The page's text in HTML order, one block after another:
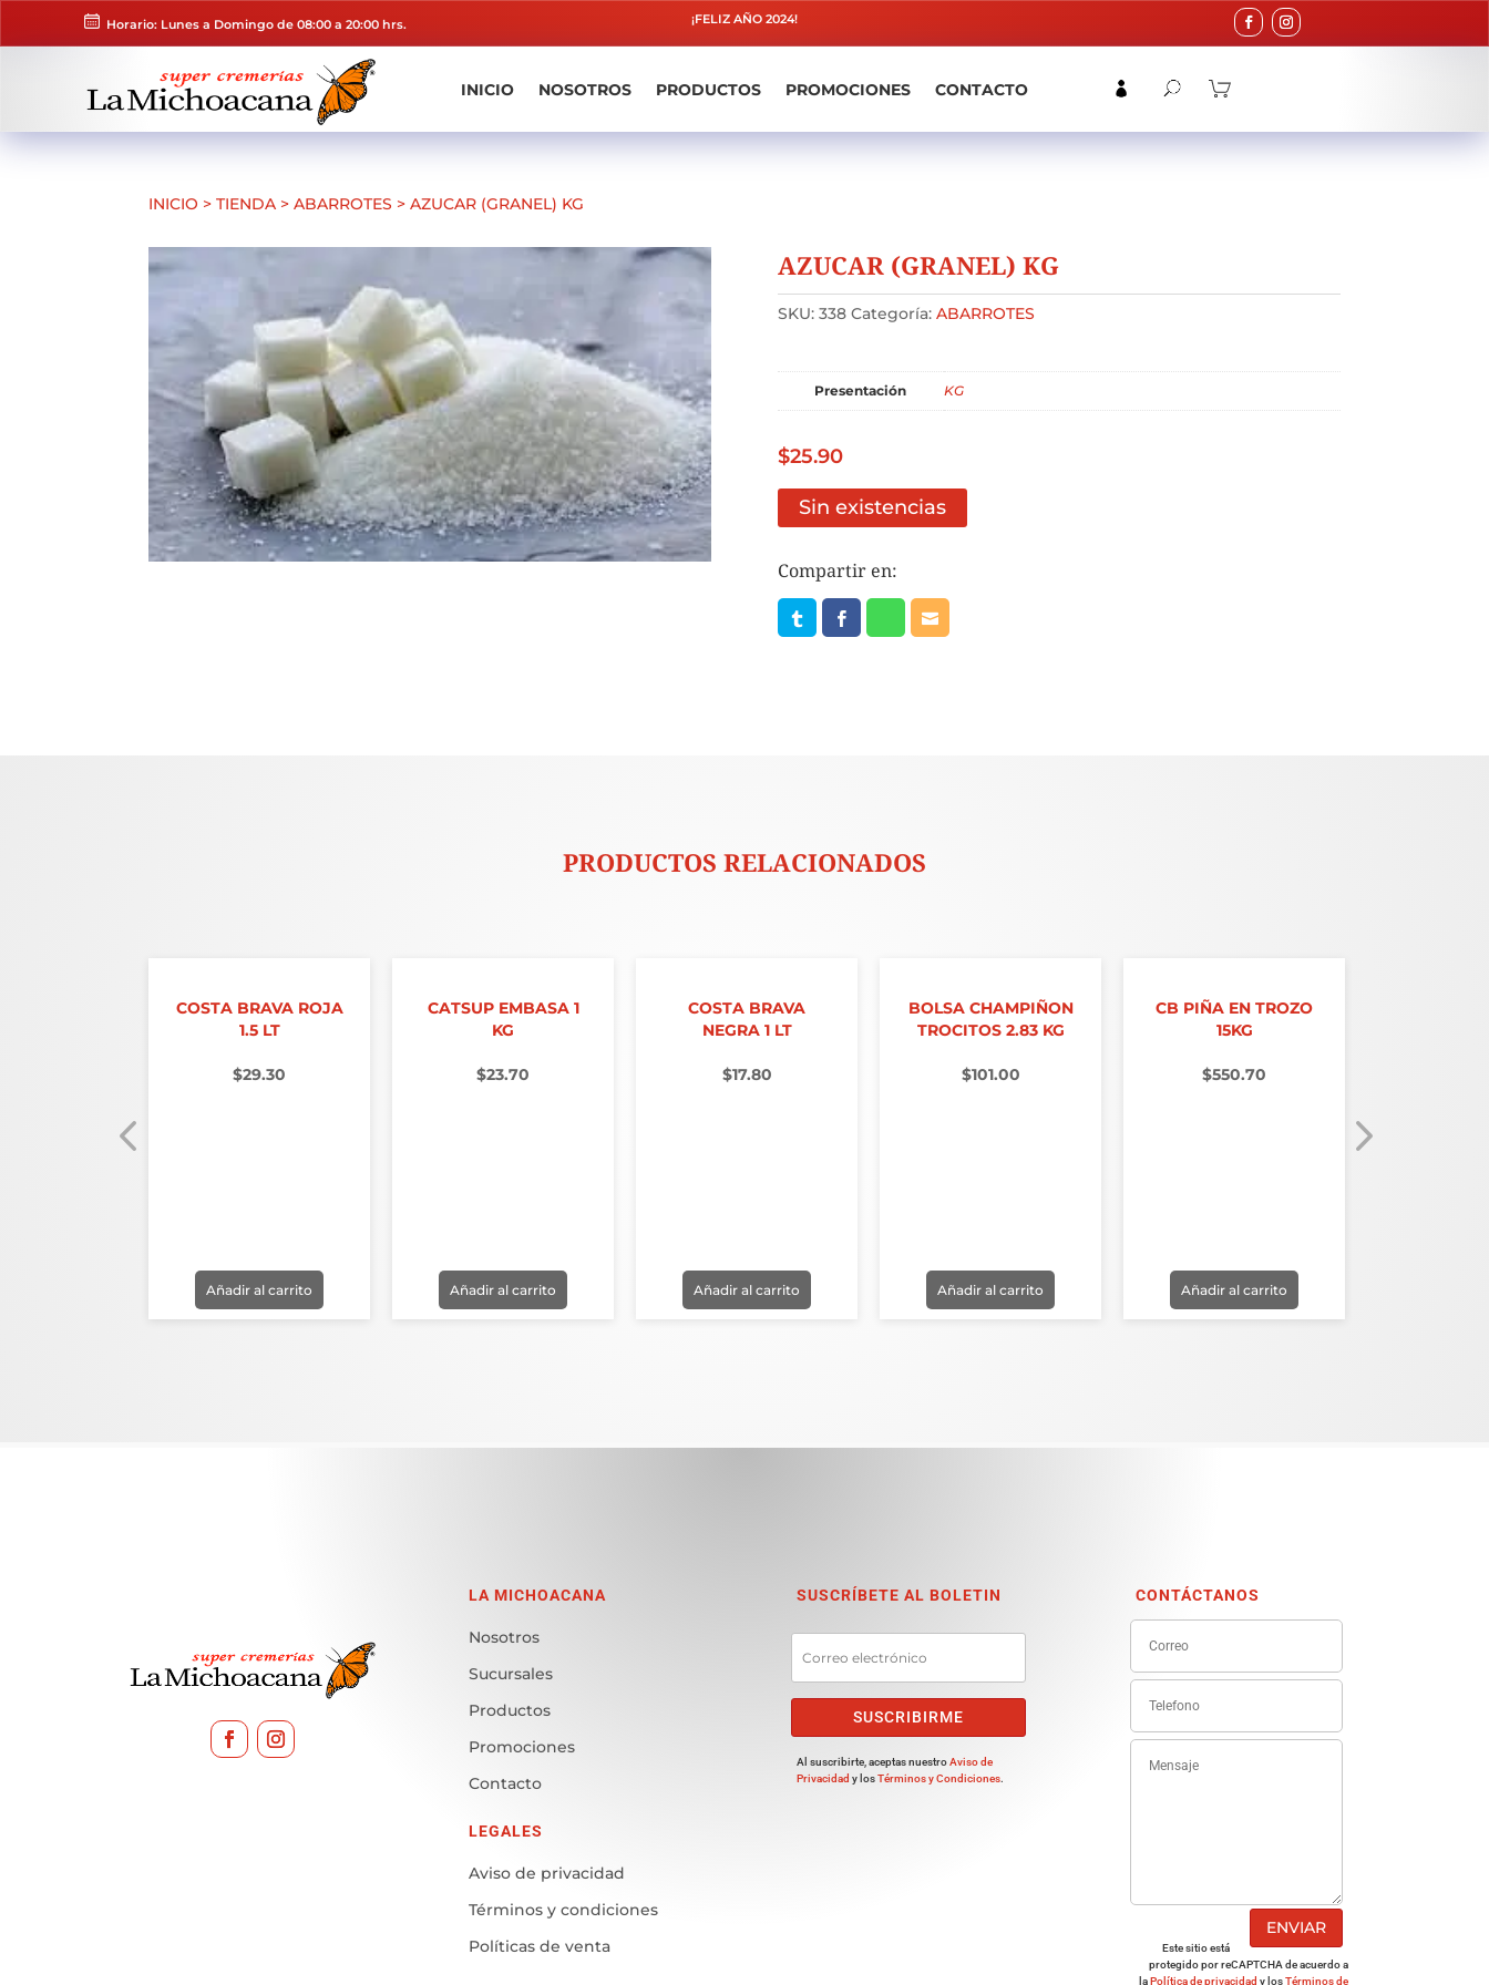
Horario: Lunes a Domingo de 08:00 a 20:00 hrs. ¡FELIZ AÑO 2024!
INICIO NOSOTROS PRODUCTOS PROMOCIONES CONTACTO
INICIO >TIENDA >ABARROTES >AZUCAR (GRANEL) KG
AZUCAR (GRANEL) KG
SKU: 338 Categoría: ABARROTES
Presentación KG
$25.90
Sin existencias
Compartir en:
PRODUCTOS RELACIONADOS
COSTA BRAVA ROJA
1.5 LT
$29.30
Añadir al carrito
CATSUP EMBASA 1
KG
$23.70
Añadir al carrito
COSTA BRAVA
NEGRA 1 LT
$17.80
Añadir al carrito
BOLSA CHAMPIÑON
TROCITOS 2.83 KG
$101.00
Añadir al carrito
CB PIÑA EN TROZO
15KG
$550.70
Añadir al carrito
LA MICHOACANA
Nosotros
Sucursales
Productos
Promociones
Contacto
LEGALES
Aviso de privacidad
Términos y condiciones
Políticas de venta
SUSCRÍBETE AL BOLETIN
SUSCRIBIRME
Al suscribirte, aceptas nuestroAviso de
Privacidad y losTérminos y Condiciones.
CONTÁCTANOS
ENVIAR
Este sitio está
protegido por reCAPTCHA de acuerdo a
laPolítica de privacidad y losTérminos de